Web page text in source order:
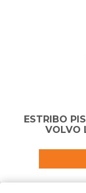
ESTRIBO
VOLVO